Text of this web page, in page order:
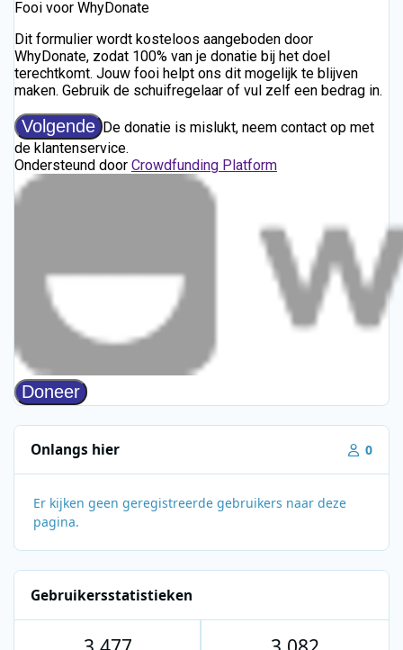
Onlangs hier 0
Er kijken geen geregistreerde gebruikers naar deze
pagina.
Gebruikersstatistieken